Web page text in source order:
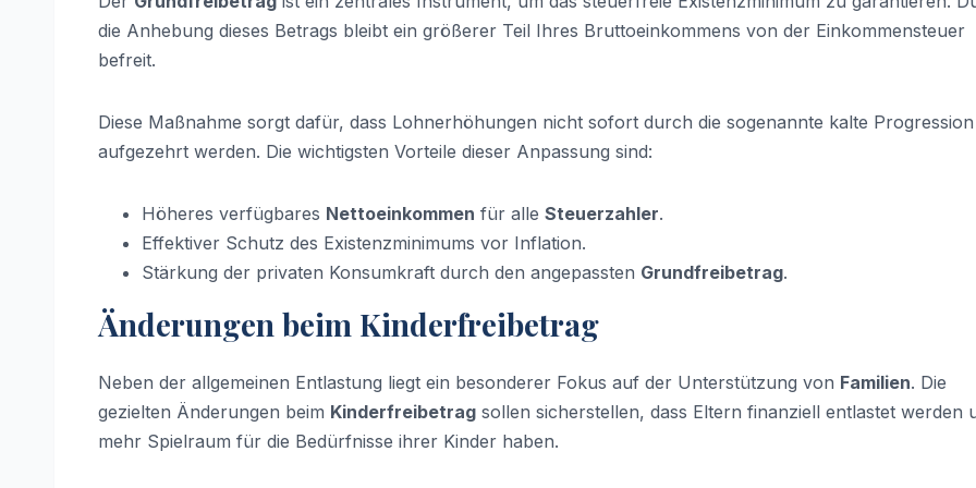
die Anhebung dieses Betrags bleibt ein größerer Teil Ihres Bruttoeinkommens von der Einkommensteuer
befreit.
Diese Maßnahme sorgt dafür, dass Lohnerhöhungen nicht sofort durch die sogenannte kalte Progression
aufgezehrt werden. Die wichtigsten Vorteile dieser Anpassung sind:
Höheres verfügbares Nettoeinkommen für alle Steuerzahler.
Effektiver Schutz des Existenzminimums vor Inflation.
Stärkung der privaten Konsumkraft durch den angepassten Grundfreibetrag.
Änderungen beim Kinderfreibetrag
Neben der allgemeinen Entlastung liegt ein besonderer Fokus auf der Unterstützung von Familien. Die
gezielten Änderungen beim Kinderfreibetrag sollen sicherstellen, dass Eltern finanziell entlastet werden
mehr Spielraum für die Bedürfnisse ihrer Kinder haben.